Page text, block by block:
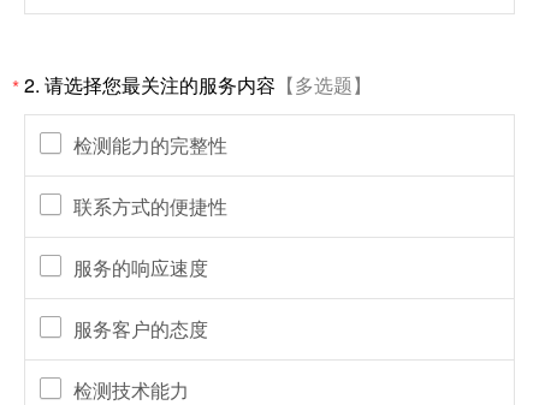
*2. 请选择您最关注的服务内容 【多选题】
检测能力的完整性
联系方式的便捷性
服务的响应速度
服务客户的态度
检测技术能力